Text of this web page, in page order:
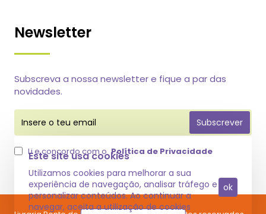
Este site usa cookies
Utilizamos cookies para melhorar a sua
experiência de navegação, analisar tráfego e
personalizar conteúdos. Ao continuar a
navegar, aceita a utilização de cookies
ok
Newsletter
Subscreva a nossa newsletter e fique a par das
novidades.
Insere
teu
email
Subscrever
Li e concordo com o Política de Privacidade